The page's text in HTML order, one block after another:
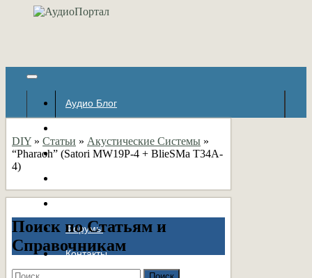
Аудио Блог
Авторские страницы
Форумы
Контакты
DIY » Статьи » Акустические Системы »
“Pharaoh” (Satori MW19P-4 + BlieSMa T34A-
4)
Поиск по Статьям и
Справочникам
Найти: